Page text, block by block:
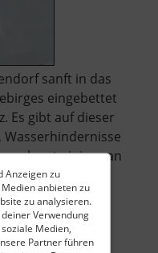
Anzeigen zu
anbieten zu
zu analysieren.
Verwendung
Medien,
Partner führen
sanft in das
eingebettet
Es gibt auf dieser
Wasserhindernisse
verlangt einiges an
Anmeldung
über
Golfplatz
Gahlenz